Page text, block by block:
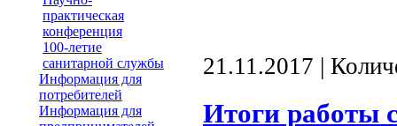
практическая
конференция
100-летие
санитарной службы
Информация для
потребителей
Информация для
21.11.2017 |
Итоги работы